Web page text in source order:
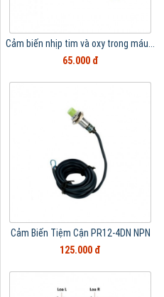
Cảm biến nhịp tim và oxy trong máu...
65.000 đ
Cảm Biến Tiệm Cận PR12-4DN NPN
125.000 đ